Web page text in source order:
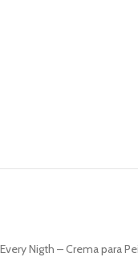
Every Nigth – Crema para